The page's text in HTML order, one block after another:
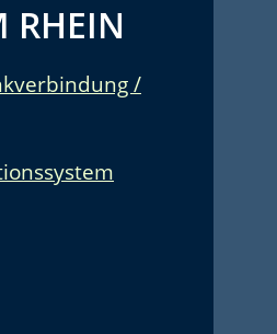
RHEIN
/